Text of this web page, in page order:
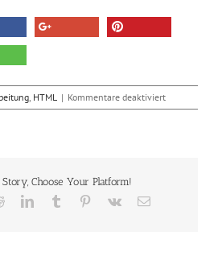
, HTML | Kommentare deaktiviertfür
Facebook-
Choose Your Platform!
RedditLinkedInTumblr Pinterest
Vk
E-